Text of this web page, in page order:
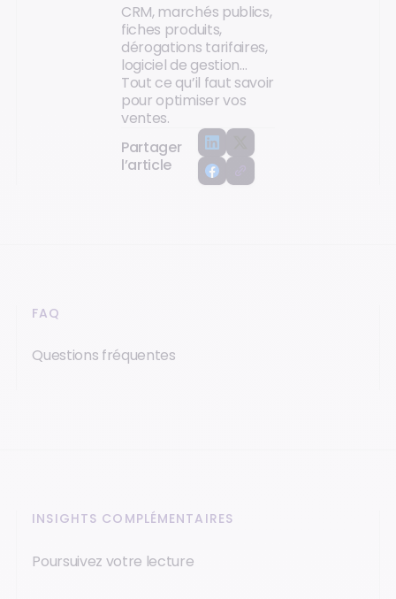
CRM, marchés publics,
fiches produits,
dérogations tarifaires,
logiciel de gestion…
Tout ce qu’il faut savoir
pour optimiser vos
ventes.
Partager
l’article
FAQ
Questions fréquentes
INSIGHTS COMPLÉMENTAIRES
Poursuivez votre lecture